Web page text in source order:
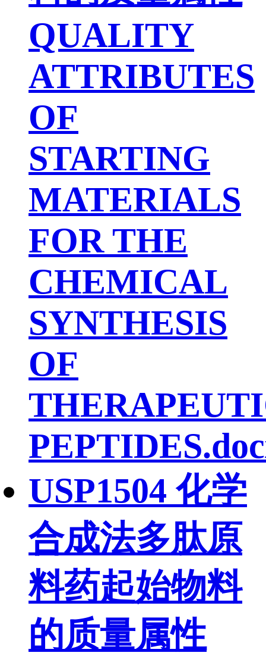
QUALITY
ATTRIBUTES
OF
STARTING
MATERIALS
FOR THE
CHEMICAL
SYNTHESIS
OF
USP1504 化学
合成法多肽原
料药起始物料
的质量属性